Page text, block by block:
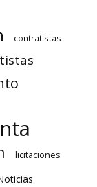
contratistas
licitaciones